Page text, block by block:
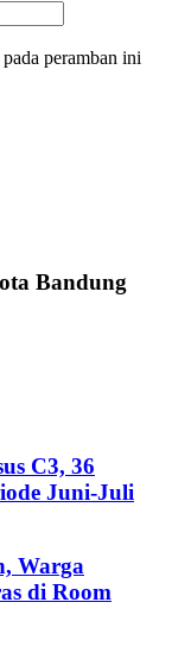
peramban ini
Bandung
C3, 36
Juni-Juli
Warga
di Room